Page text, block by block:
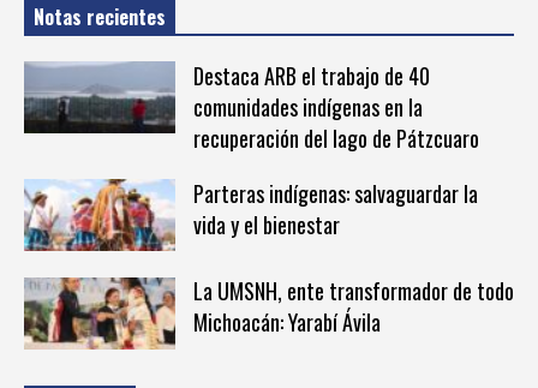
Notas recientes
Destaca ARB el trabajo de 40
comunidades indígenas en la
recuperación del lago de Pátzcuaro
Parteras indígenas: salvaguardar la
vida y el bienestar
La UMSNH, ente transformador de todo
Michoacán: Yarabí Ávila